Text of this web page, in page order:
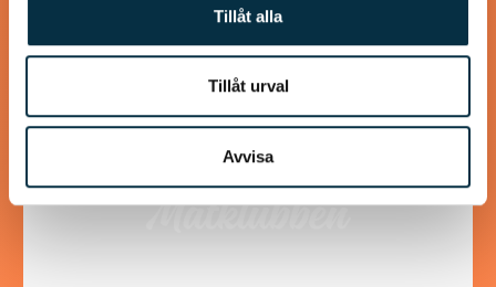
Tillåt alla
Tillåt urval
Avvisa